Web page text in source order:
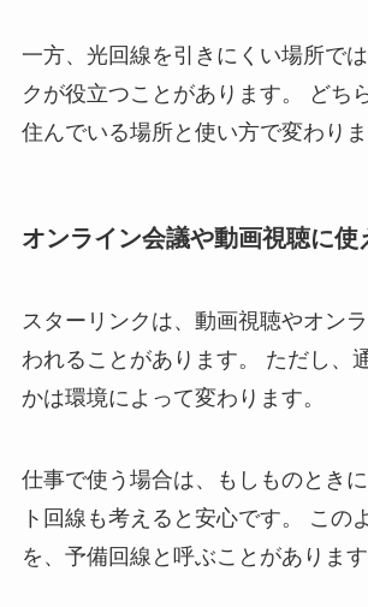
一方、光回線を引きにくい場所で
クが役立つことがあります。 どち
住んでいる場所と使い方で変わりま
オンライン会議や動画視聴に使
スターリンクは、動画視聴やオン
われることがあります。 ただし、
かは環境によって変わります。
仕事で使う場合は、もしものとき
ト回線も考えると安心です。 この
を、予備回線と呼ぶことがあります